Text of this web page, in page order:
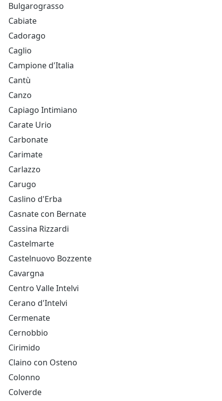
Bulgarograsso
Cabiate
Cadorago
Caglio
Campione d'Italia
Cantù
Canzo
Capiago Intimiano
Carate Urio
Carbonate
Carimate
Carlazzo
Carugo
Caslino d'Erba
Casnate con Bernate
Cassina Rizzardi
Castelmarte
Castelnuovo Bozzente
Cavargna
Centro Valle Intelvi
Cerano d'Intelvi
Cermenate
Cernobbio
Cirimido
Claino con Osteno
Colonno
Colverde